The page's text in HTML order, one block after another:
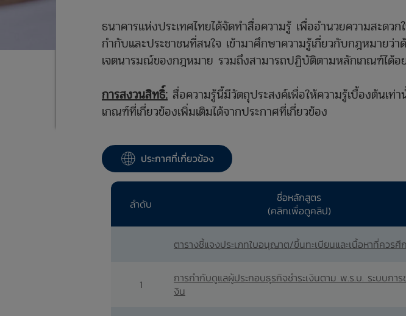
ธนาคารแห่งประเทศไทยได้จัดทำสื่อความรู้ เพื่ออำนวยความสะดว
กำกับและประชาชนที่สนใจ เข้ามาศึกษาความรู้เกี่ยวกับกฎหมายว่าด้
เจตนารมณ์ของกฎหมาย รวมถึงสามารถปฏิบัติตามหลักเกณฑ์ได้อ
การสงวนสิทธิ์: สื่อความรู้นี้มีวัตถุประสงค์เพื่อให้ความรู้เบื้องต้นเ
เกณฑ์ที่เกี่ยวข้องเพิ่มเติมได้จากประกาศที่เกี่ยวข้อง
ประกาศที่เกี่ยวข้อง
ลำดับ
ชื่อหลักสูตร
(คลิกเพื่อดูคลิป)
ตารางชี้แจงประเภทใบอนุญาต/ขึ้นทะเบียนและเนื้อหาที่ควรศึ
1
การกำกับดูแลผู้ประกอบธุรกิจชำระเงินตาม พ.ร.บ. ระบบการช
งิน